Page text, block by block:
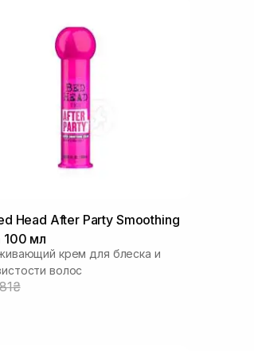
Head After Party Smoothing
100 мл
крем для блеска и
волос